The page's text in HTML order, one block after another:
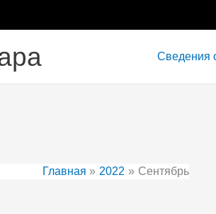
Сведения
Главная 2022 Сентябрь